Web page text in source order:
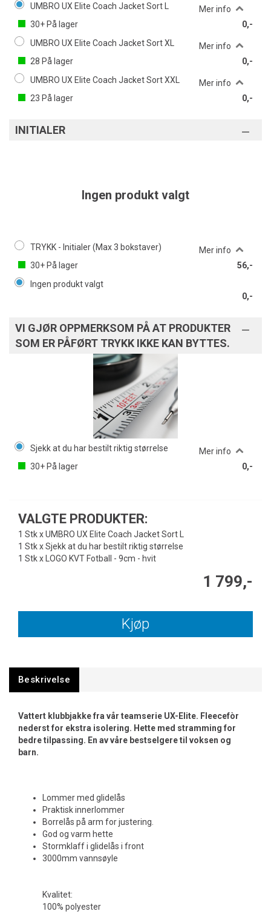
UMBRO UX Elite Coach Jacket Sort L
Mer info
30+ På lager
0,-
UMBRO UX Elite Coach Jacket Sort XL
Mer info
28 På lager
0,-
UMBRO UX Elite Coach Jacket Sort XXL
Mer info
23 På lager 0,-
INITIALER
Ingen produkt valgt
TRYKK - Initialer (Max 3 bokstaver)
Mer info
30+ På lager
56,-
Ingen produkt valgt
0,-
VI GJØR OPPMERKSOM PÅ AT PRODUKTER
SOM ER PÅFØRT TRYKK IKKE KAN BYTTES.
Sjekk at du har bestilt riktig størrelse
Mer info
30+ På lager 0,-
VALGTE PRODUKTER:
1 Stk x UMBRO UX Elite Coach Jacket Sort L
1 Stk x Sjekk at du har bestilt riktig størrelse
1 Stk x LOGO KVT Fotball - 9cm - hvit
1 799,-
Kjøp
Beskrivelse
Vattert klubbjakke fra vår teamserie UX-Elite. Fleecefòr
nederst for ekstra isolering. Hette med stramming for
bedre tilpassing. En av våre bestselgere til voksen og
barn.
Lommer med glidelås
Praktisk innerlommer
Borrelås på arm for justering.
God og varm hette
Stormklaff i glidelås i front
3000mm vannsøyle
Kvalitet:
100% polyester